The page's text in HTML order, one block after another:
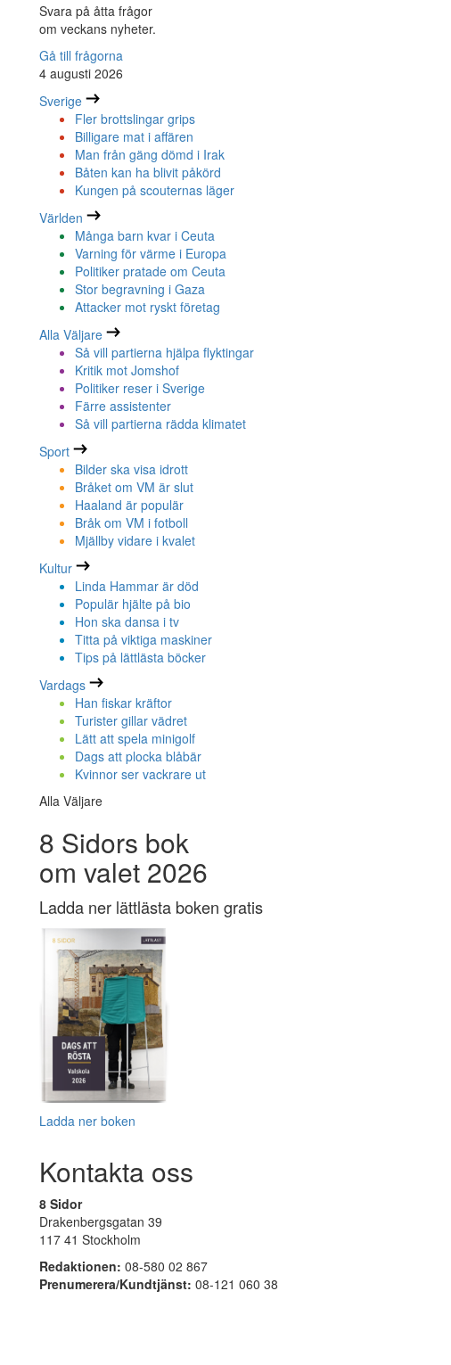
Svara på åtta frågor
om veckans nyheter.
Gå till frågorna
4 augusti 2026
Sverige
Fler brottslingar grips
Billigare mat i affären
Man från gäng dömd i Irak
Båten kan ha blivit påkörd
Kungen på scouternas läger
Världen
Många barn kvar i Ceuta
Varning för värme i Europa
Politiker pratade om Ceuta
Stor begravning i Gaza
Attacker mot ryskt företag
Alla Väljare
Så vill partierna hjälpa flyktingar
Kritik mot Jomshof
Politiker reser i Sverige
Färre assistenter
Så vill partierna rädda klimatet
Sport
Bilder ska visa idrott
Bråket om VM är slut
Haaland är populär
Bråk om VM i fotboll
Mjällby vidare i kvalet
Kultur
Linda Hammar är död
Populär hjälte på bio
Hon ska dansa i tv
Titta på viktiga maskiner
Tips på lättlästa böcker
Vardags
Han fiskar kräftor
Turister gillar vädret
Lätt att spela minigolf
Dags att plocka blåbär
Kvinnor ser vackrare ut
Alla Väljare
8 Sidors bok
om valet 2026
Ladda ner lättlästa boken gratis
Ladda ner boken
Kontakta oss
8 Sidor
Drakenbergsgatan 39
117 41 Stockholm
Redaktionen: 08-580 02 867
Prenumerera/Kundtjänst: 08-121 060 38